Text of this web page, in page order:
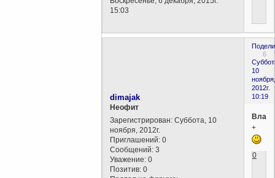
15:03
6
10
ноября,
2012г.
10:19
dimajak
Неофит
Зарегистрирован: Суббота, 10
ноября, 2012г.
Приглашений: 0
Сообщений: 3
Уважение: 0
Позитив: 0
+
0